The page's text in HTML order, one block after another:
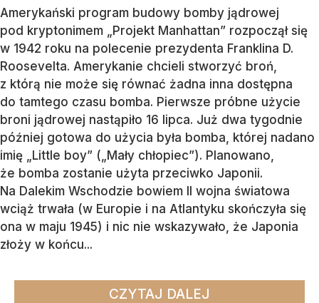
Amerykański program budowy bomby jądrowej
pod kryptonimem „Projekt Manhattan” rozpoczął się
w 1942 roku na polecenie prezydenta Franklina D.
Roosevelta. Amerykanie chcieli stworzyć broń,
z którą nie może się równać żadna inna dostępna
do tamtego czasu bomba. Pierwsze próbne użycie
broni jądrowej nastąpiło 16 lipca. Już dwa tygodnie
później gotowa do użycia była bomba, której nadano
imię „Little boy” („Mały chłopiec”). Planowano,
że bomba zostanie użyta przeciwko Japonii.
Na Dalekim Wschodzie bowiem II wojna światowa
wciąż trwała (w Europie i na Atlantyku skończyła się
ona w maju 1945) i nic nie wskazywało, że Japonia
złoży w końcu...
CZYTAJ DALEJ